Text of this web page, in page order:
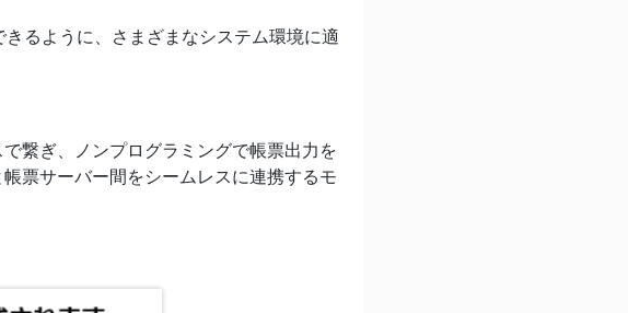
るように、さまざまなシステム環境に適
繋ぎ、ノンプログラミングで帳票出力を
票サーバー間をシームレスに連携するモ